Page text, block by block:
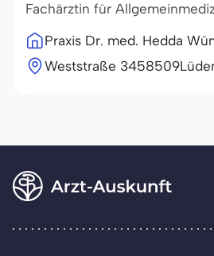
Fachärztin für
Praxis Dr. med. Hedda
Weststraße 3458509